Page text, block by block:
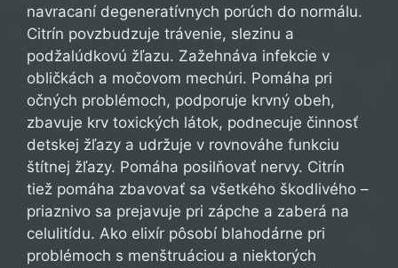
navracaní degeneratívnych porúch do normálu.
Citrín povzbudzuje trávenie, slezinu a
podžalúdkovú žľazu. Zažehnáva infekcie v
obličkách a močovom mechúri. Pomáha pri
očných problémoch, podporuje krvný obeh,
zbavuje krv toxických látok, podnecuje činnosť
detskej žľazy a udržuje v rovnováhe funkciu
štítnej žľazy. Pomáha posilňovať nervy. Citrín
tiež pomáha zbavovať sa všetkého škodlivého –
priaznivo sa prejavuje pri zápche a zaberá na
celulitídu. Ako elixír pôsobí blahodárne pri
problémoch s menštruáciou a niektorých